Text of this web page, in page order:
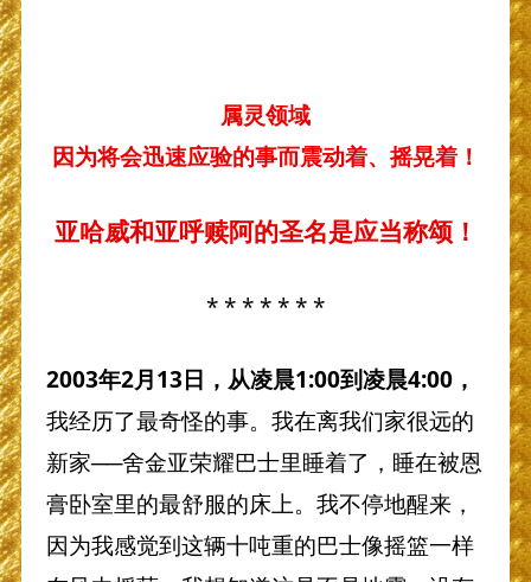
属灵领域
因为将会迅速应验的事而震动着、摇晃着！
亚哈威和亚呼赎阿的圣名是应当称颂！
* * * * * * *
2003年2月13日，从凌晨1:00到凌晨4:00，
我经历了最奇怪的事。我在离我们家很远的
新家──舍金亚荣耀巴士里睡着了，睡在被恩
膏卧室里的最舒服的床上。我不停地醒来，
因为我感觉到这辆十吨重的巴士像摇篮一样